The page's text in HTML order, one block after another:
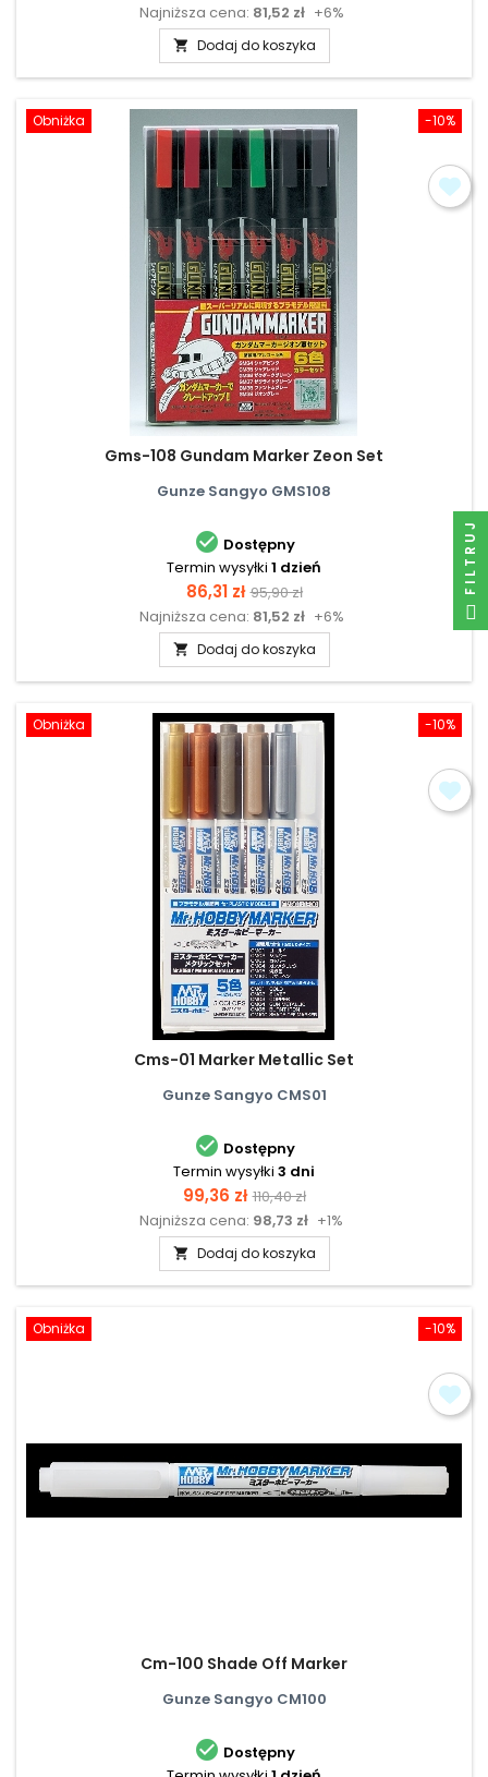
podstawowa
Najniższa cena: 81,52 zł +6%
 Dodaj do koszyka
-10%
Obniżka
Gms-108 Gundam Marker Zeon Set
Gunze Sangyo GMS108
 Dostępny
Termin wysyłki 1 dzień
Cena
86,31 zł Cena
podstawowa
95,90 zł
Najniższa cena: 81,52 zł +6%
 Dodaj do koszyka
-10%
Obniżka
Cms-01 Marker Metallic Set
Gunze Sangyo CMS01
 Dostępny
Termin wysyłki 3 dni
Cena
99,36 zł Cena
podstawowa
110,40 zł
Najniższa cena: 98,73 zł +1%
 Dodaj do koszyka
-10%
Obniżka
Cm-100 Shade Off Marker
Gunze Sangyo CM100
 Dostępny
FILTRUJ